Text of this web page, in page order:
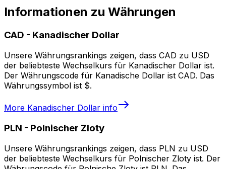
Informationen zu Währungen
CAD - Kanadischer Dollar
Unsere Währungsrankings zeigen, dass CAD zu USD
der beliebteste Wechselkurs für Kanadischer Dollar ist.
Der Währungscode für Kanadische Dollar ist CAD. Das
Währungssymbol ist $.
More Kanadischer Dollar info
PLN - Polnischer Zloty
Unsere Währungsrankings zeigen, dass PLN zu USD
der beliebteste Wechselkurs für Polnischer Zloty ist. Der